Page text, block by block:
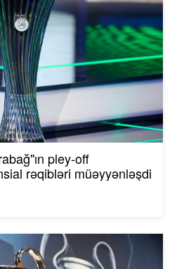
pley-off
rəqibləri müəyyənləşdi